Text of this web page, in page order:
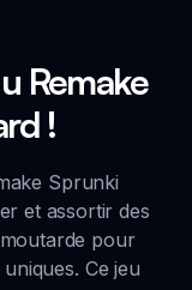
Remake
!
Sprunki
et assortir des
pour
Ce jeu